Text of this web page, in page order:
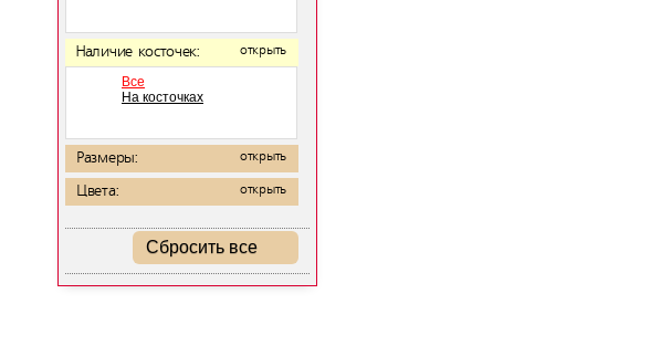
Наличие косточек: открыть
Все
На косточках
Размеры: открыть
Цвета: открыть
Сбросить все